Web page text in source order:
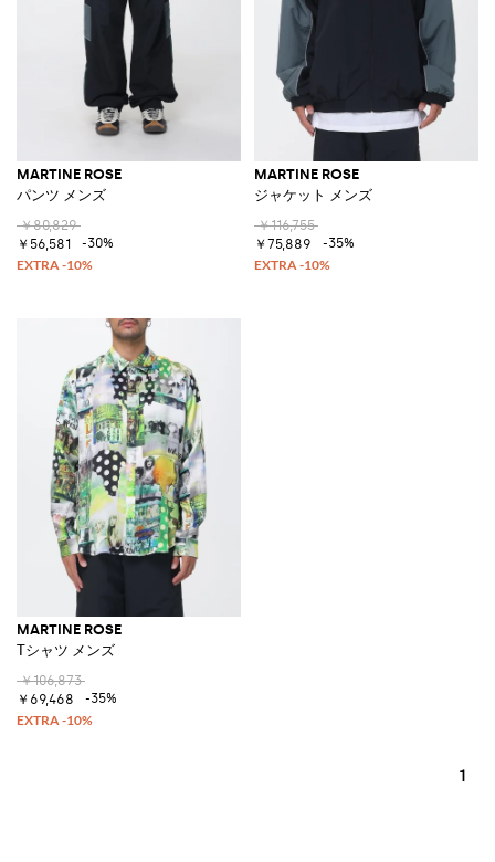
MARTINE ROSE
パンツ メンズ
￥80,829
￥56,581
-30%
MARTINE ROSE
ジャケット メンズ
￥116,755
￥75,889
-35%
MARTINE ROSE
Tシャツ メンズ
￥106,873
￥69,468
-35%
1